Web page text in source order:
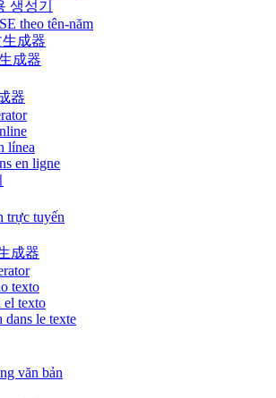
생성기
theo tên-năm
成器
成器
器
línea
en ligne
trực tuyến
成器
texto
el texto
dans le texte
văn bản